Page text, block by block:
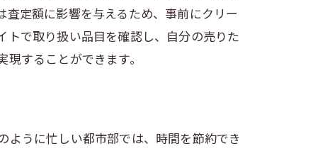
定額に影響を与えるため、事前にクリー
で取り扱い品目を確認し、自分の売りた
することができます。
ように忙しい都市部では、時間を節約でき